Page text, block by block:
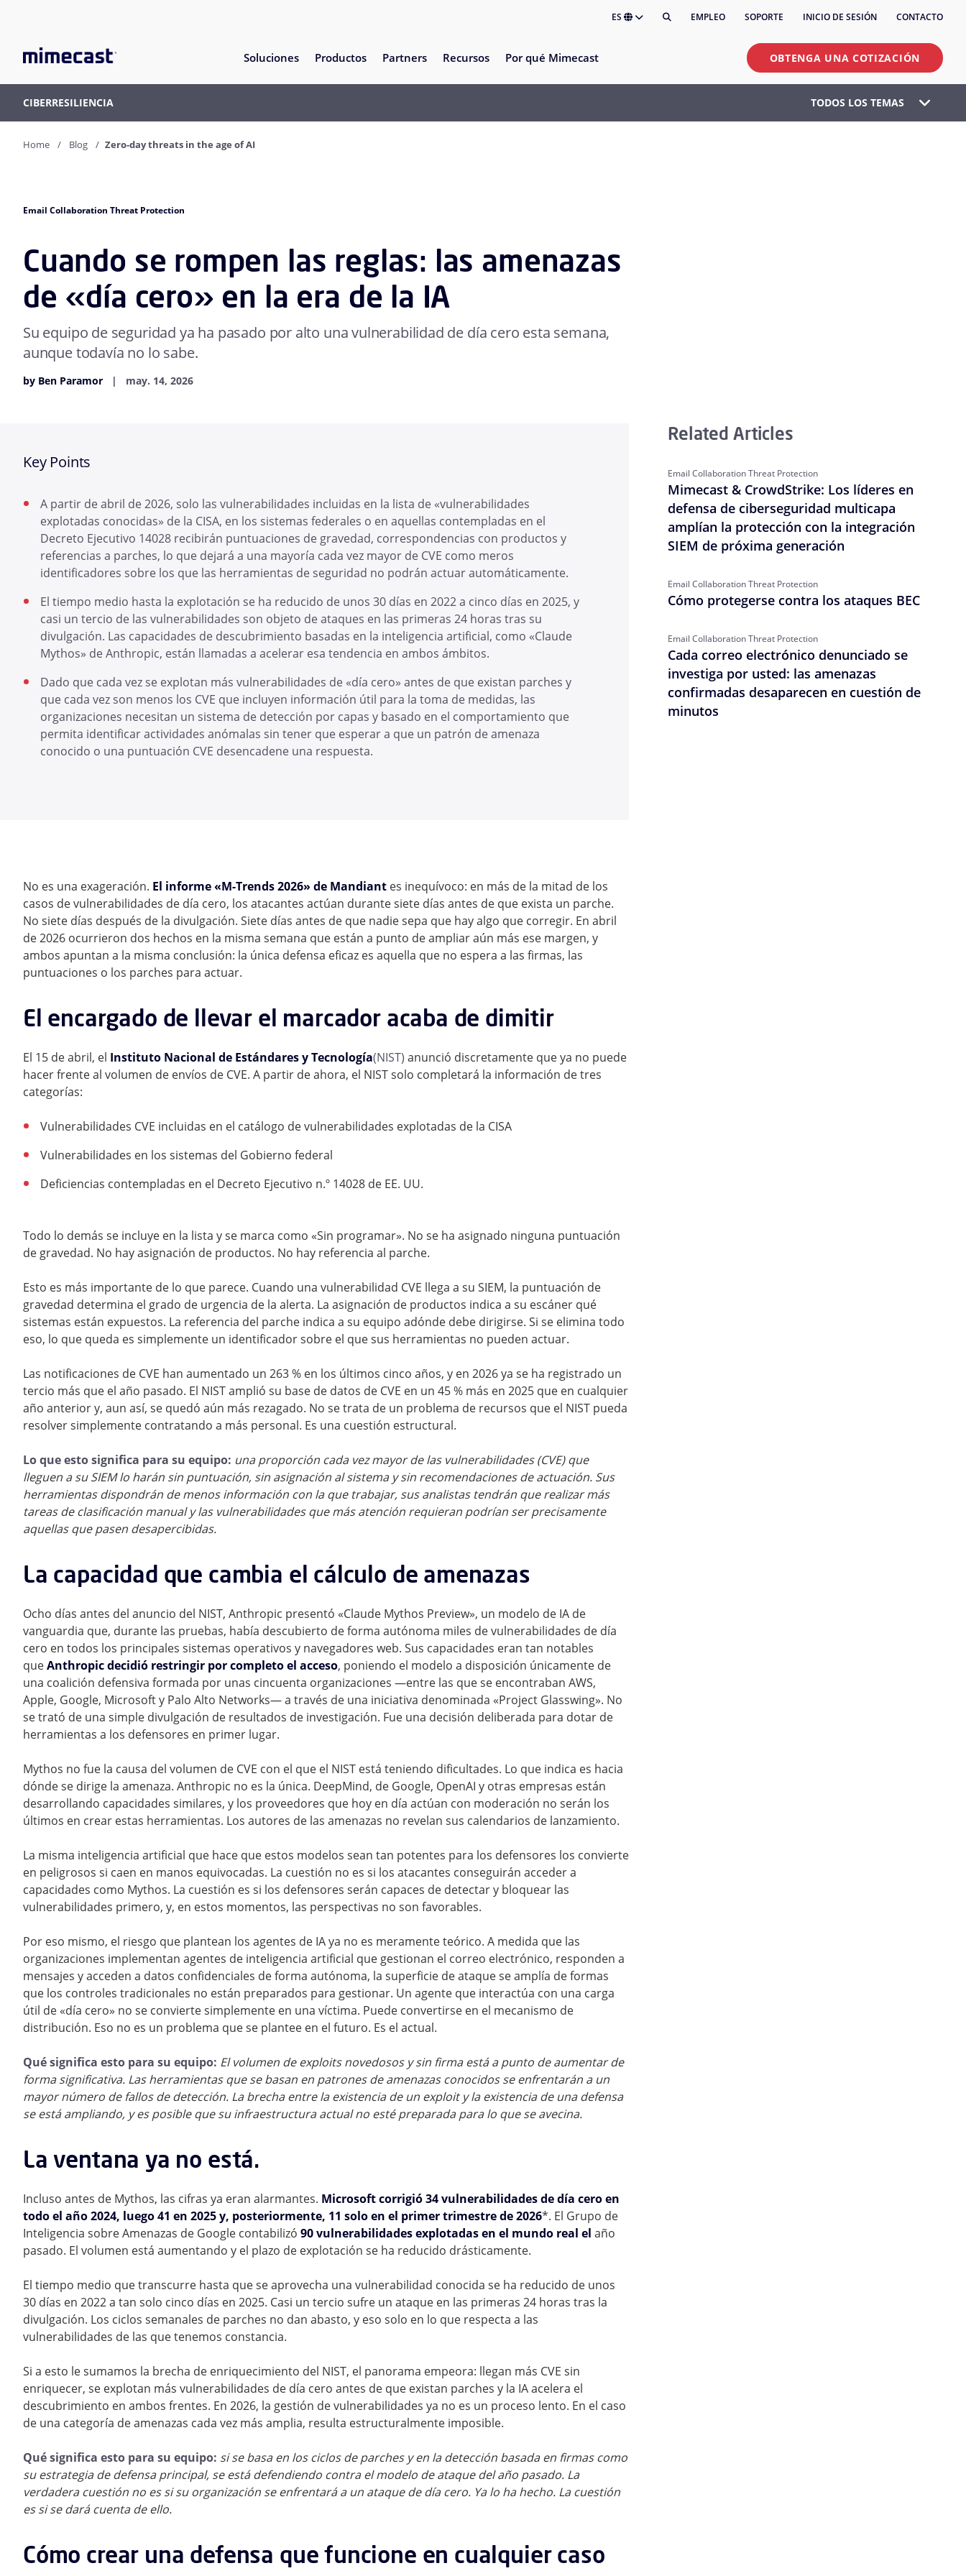
ES EMPLEO SOPORTE INICIO DE SESIÓN CONTACTO
Soluciones Productos Partners Recursos Por qué Mimecast OBTENGA UNA COTIZACIÓN
CIBERRESILIENCIA TODOS LOS TEMAS
Home Blog Zero-day threats in the age of AI
Email Collaboration Threat Protection
Cuando se rompen las reglas: las amenazas
de «día cero» en la era de la IA
Su equipo de seguridad ya ha pasado por alto una vulnerabilidad de día cero esta semana,
aunque todavía no lo sabe.
by Ben Paramor may. 14, 2026
Key Points
A partir de abril de 2026, solo las vulnerabilidades incluidas en la lista de «vulnerabilidades
explotadas conocidas» de la CISA, en los sistemas federales o en aquellas contempladas en el
Decreto Ejecutivo 14028 recibirán puntuaciones de gravedad, correspondencias con productos y
referencias a parches, lo que dejará a una mayoría cada vez mayor de CVE como meros
identificadores sobre los que las herramientas de seguridad no podrán actuar automáticamente.
El tiempo medio hasta la explotación se ha reducido de unos 30 días en 2022 a cinco días en 2025, y
casi un tercio de las vulnerabilidades son objeto de ataques en las primeras 24 horas tras su
divulgación. Las capacidades de descubrimiento basadas en la inteligencia artificial, como «Claude
Mythos» de Anthropic, están llamadas a acelerar esa tendencia en ambos ámbitos.
Dado que cada vez se explotan más vulnerabilidades de «día cero» antes de que existan parches y
que cada vez son menos los CVE que incluyen información útil para la toma de medidas, las
organizaciones necesitan un sistema de detección por capas y basado en el comportamiento que
permita identificar actividades anómalas sin tener que esperar a que un patrón de amenaza
conocido o una puntuación CVE desencadene una respuesta.
No es una exageración. El informe «M-Trends 2026» de Mandiant es inequívoco: en más de la mitad de los
casos de vulnerabilidades de día cero, los atacantes actúan durante siete días antes de que exista un parche.
No siete días después de la divulgación. Siete días antes de que nadie sepa que hay algo que corregir. En abril
de 2026 ocurrieron dos hechos en la misma semana que están a punto de ampliar aún más ese margen, y
ambos apuntan a la misma conclusión: la única defensa eficaz es aquella que no espera a las firmas, las
puntuaciones o los parches para actuar.
El encargado de llevar el marcador acaba de dimitir
El 15 de abril, el Instituto Nacional de Estándares y Tecnología(NIST) anunció discretamente que ya no puede
hacer frente al volumen de envíos de CVE. A partir de ahora, el NIST solo completará la información de tres
categorías:
Vulnerabilidades CVE incluidas en el catálogo de vulnerabilidades explotadas de la CISA
Vulnerabilidades en los sistemas del Gobierno federal
Deficiencias contempladas en el Decreto Ejecutivo n.º 14028 de EE. UU.
Todo lo demás se incluye en la lista y se marca como «Sin programar». No se ha asignado ninguna puntuación
de gravedad. No hay asignación de productos. No hay referencia al parche.
Esto es más importante de lo que parece. Cuando una vulnerabilidad CVE llega a su SIEM, la puntuación de
gravedad determina el grado de urgencia de la alerta. La asignación de productos indica a su escáner qué
sistemas están expuestos. La referencia del parche indica a su equipo adónde debe dirigirse. Si se elimina todo
eso, lo que queda es simplemente un identificador sobre el que sus herramientas no pueden actuar.
Las notificaciones de CVE han aumentado un 263 % en los últimos cinco años, y en 2026 ya se ha registrado un
tercio más que el año pasado. El NIST amplió su base de datos de CVE en un 45 % más en 2025 que en cualquier
año anterior y, aun así, se quedó aún más rezagado. No se trata de un problema de recursos que el NIST pueda
resolver simplemente contratando a más personal. Es una cuestión estructural.
Lo que esto significa para su equipo: una proporción cada vez mayor de las vulnerabilidades (CVE) que
lleguen a su SIEM lo harán sin puntuación, sin asignación al sistema y sin recomendaciones de actuación. Sus
herramientas dispondrán de menos información con la que trabajar, sus analistas tendrán que realizar más
tareas de clasificación manual y las vulnerabilidades que más atención requieran podrían ser precisamente
aquellas que pasen desapercibidas.
La capacidad que cambia el cálculo de amenazas
Ocho días antes del anuncio del NIST, Anthropic presentó «Claude Mythos Preview», un modelo de IA de
vanguardia que, durante las pruebas, había descubierto de forma autónoma miles de vulnerabilidades de día
cero en todos los principales sistemas operativos y navegadores web. Sus capacidades eran tan notables
queAnthropic decidió restringir por completo el acceso, poniendo el modelo a disposición únicamente de
una coalición defensiva formada por unas cincuenta organizaciones —entre las que se encontraban AWS,
Apple, Google, Microsoft y Palo Alto Networks— a través de una iniciativa denominada «Project Glasswing». No
se trató de una simple divulgación de resultados de investigación. Fue una decisión deliberada para dotar de
herramientas a los defensores en primer lugar.
Mythos no fue la causa del volumen de CVE con el que el NIST está teniendo dificultades. Lo que indica es hacia
dónde se dirige la amenaza. Anthropic no es la única. DeepMind, de Google, OpenAI y otras empresas están
desarrollando capacidades similares, y los proveedores que hoy en día actúan con moderación no serán los
últimos en crear estas herramientas. Los autores de las amenazas no revelan sus calendarios de lanzamiento.
La misma inteligencia artificial que hace que estos modelos sean tan potentes para los defensores los convierte
en peligrosos si caen en manos equivocadas. La cuestión no es si los atacantes conseguirán acceder a
capacidades como Mythos. La cuestión es si los defensores serán capaces de detectar y bloquear las
vulnerabilidades primero, y, en estos momentos, las perspectivas no son favorables.
Por eso mismo, el riesgo que plantean los agentes de IA ya no es meramente teórico. A medida que las
organizaciones implementan agentes de inteligencia artificial que gestionan el correo electrónico, responden a
mensajes y acceden a datos confidenciales de forma autónoma, la superficie de ataque se amplía de formas
que los controles tradicionales no están preparados para gestionar. Un agente que interactúa con una carga
útil de «día cero» no se convierte simplemente en una víctima. Puede convertirse en el mecanismo de
distribución. Eso no es un problema que se plantee en el futuro. Es el actual.
Qué significa esto para su equipo: El volumen de exploits novedosos y sin firma está a punto de aumentar de
forma significativa. Las herramientas que se basan en patrones de amenazas conocidos se enfrentarán a un
mayor número de fallos de detección. La brecha entre la existencia de un exploit y la existencia de una defensa
se está ampliando, y es posible que su infraestructura actual no esté preparada para lo que se avecina.
La ventana ya no está.
Incluso antes de Mythos, las cifras ya eran alarmantes. Microsoft corrigió 34 vulnerabilidades de día cero en
todo el año 2024, luego 41 en 2025 y, posteriormente, 11 solo en el primer trimestre de 2026*. El Grupo de
Inteligencia sobre Amenazas de Google contabilizó 90 vulnerabilidades explotadas en el mundo real el año
pasado. El volumen está aumentando y el plazo de explotación se ha reducido drásticamente.
El tiempo medio que transcurre hasta que se aprovecha una vulnerabilidad conocida se ha reducido de unos
30 días en 2022 a tan solo cinco días en 2025. Casi un tercio sufre un ataque en las primeras 24 horas tras la
divulgación. Los ciclos semanales de parches no dan abasto, y eso solo en lo que respecta a las
vulnerabilidades de las que tenemos constancia.
Si a esto le sumamos la brecha de enriquecimiento del NIST, el panorama empeora: llegan más CVE sin
enriquecer, se explotan más vulnerabilidades de día cero antes de que existan parches y la IA acelera el
descubrimiento en ambos frentes. En 2026, la gestión de vulnerabilidades ya no es un proceso lento. En el caso
de una categoría de amenazas cada vez más amplia, resulta estructuralmente imposible.
Qué significa esto para su equipo: si se basa en los ciclos de parches y en la detección basada en firmas como
su estrategia de defensa principal, se está defendiendo contra el modelo de ataque del año pasado. La
verdadera cuestión no es si su organización se enfrentará a un ataque de día cero. Ya lo ha hecho. La cuestión
es si se dará cuenta de ello.
Cómo crear una defensa que funcione en cualquier caso
Related Articles
Email Collaboration Threat Protection
Mimecast & CrowdStrike: Los líderes en
defensa de ciberseguridad multicapa
amplían la protección con la integración
SIEM de próxima generación
Email Collaboration Threat Protection
Cómo protegerse contra los ataques BEC
Email Collaboration Threat Protection
Cada correo electrónico denunciado se
investiga por usted: las amenazas
confirmadas desaparecen en cuestión de
minutos